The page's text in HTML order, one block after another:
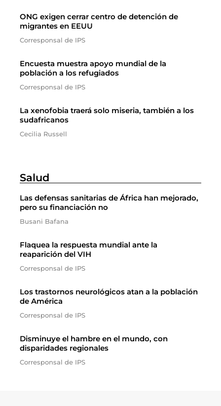
ONG exigen cerrar centro de detención de
migrantes en EEUU
Corresponsal de IPS
Encuesta muestra apoyo mundial de la
población a los refugiados
Corresponsal de IPS
La xenofobia traerá solo miseria, también a los
sudafricanos
Cecilia Russell
Salud
Las defensas sanitarias de África han mejorado,
pero su financiación no
Busani Bafana
Flaquea la respuesta mundial ante la
reaparición del VIH
Corresponsal de IPS
Los trastornos neurológicos atan a la población
de América
Corresponsal de IPS
Disminuye el hambre en el mundo, con
disparidades regionales
Corresponsal de IPS